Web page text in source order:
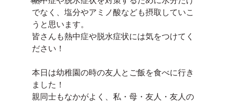
でなく、塩分やアミノ酸なども摂取していこ
うと思います。
皆さんも熱中症や脱水症状には気をつけてく
ださい！
本日は幼稚園の時の友人とご飯を食べに行き
ました！
親同士もなかがよく、私・母・友人・友人の